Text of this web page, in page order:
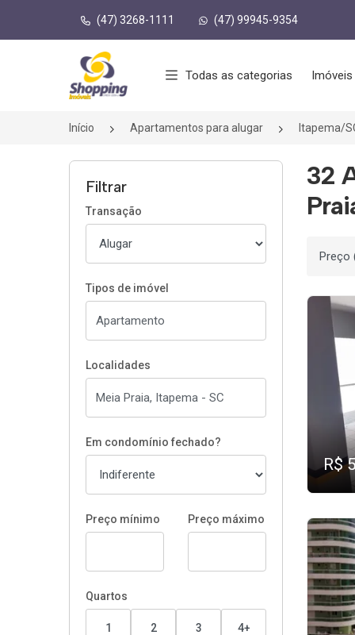
(47) 3268-1111 (47) 99945-9354
Página inicial
Todas as categorias
Início Apartamentos para alugar Itapema/
Filtrar
Transação
Tipos de imóvel
Localidades
Em condomínio fechado?
Preço mínimo Preço máximo
Quartos
1 2 3 4+
32
R$